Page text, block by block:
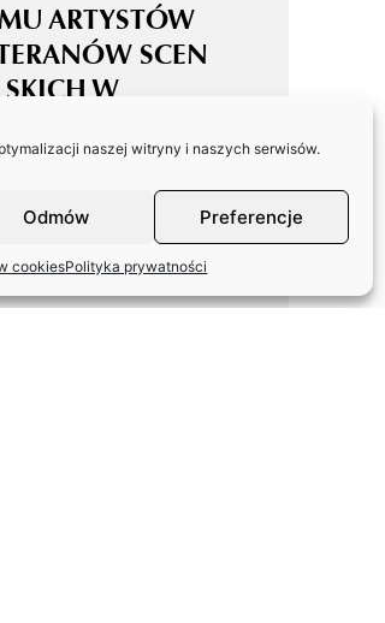
naszej witryny i naszych serwisów.
Odmów Preferencje
cookiesPolityka prywatności
ARTYSTÓW
SCEN
W
ZASP W